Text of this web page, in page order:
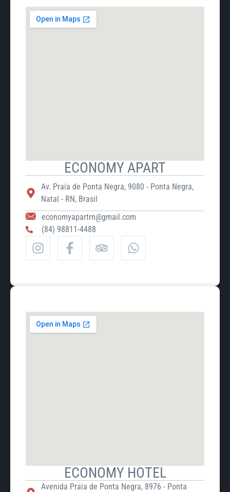
ECONOMY APART
Av. Praia de Ponta Negra, 9080 - Ponta Negra,
Natal - RN, Brasil
economyapartrn@gmail.com
(84) 98811-4488
ECONOMY HOTEL
Avenida Praia de Ponta Negra, 8976 - Ponta